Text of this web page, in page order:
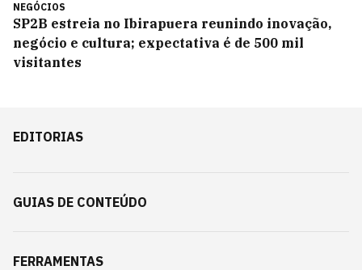
NEGÓCIOS
SP2B estreia no Ibirapuera reunindo inovação,
negócio e cultura; expectativa é de 500 mil
visitantes
EDITORIAS
GUIAS DE CONTEÚDO
FERRAMENTAS